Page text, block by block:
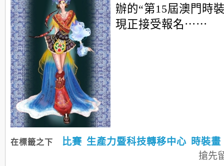
辦的“第15屆澳門時
現正接受報名⋯⋯
在標籤之下 比賽 生產力暨科技轉移中心 時裝畫
搶先